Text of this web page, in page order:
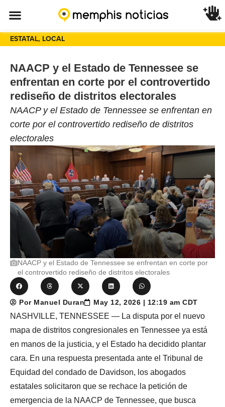
ESTATAL, LOCAL
NAACP y el Estado de Tennessee se
enfrentan en corte por el controvertido
rediseño de distritos electorales
NAACP y el Estado de Tennessee se enfrentan en
corte por el controvertido rediseño de distritos
electorales
NAACP y el Estado de Tennessee se enfrentan en corte por
el controvertido rediseño de distritos electorales
Por Manuel Duran May 12, 2026 | 12:19 am CDT
NASHVILLE, TENNESSEE — La disputa por el nuevo
mapa de distritos congresionales en Tennessee ya está
en manos de la justicia, y el Estado ha decidido plantar
cara. En una respuesta presentada ante el Tribunal de
Equidad del condado de Davidson, los abogados
estatales solicitaron que se rechace la petición de
emergencia de la NAACP de Tennessee, que busca